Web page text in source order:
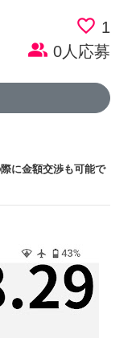
favorite_border 1
people_alt 0人応募
に金額交渉も可能で